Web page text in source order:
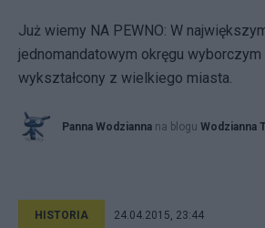
Już wiemy NA PEWNO: W
jednomandatowym okręgu wyborczym
wykształcony z wielkiego miasta.
Panna Wodzianna na blogu Wodzianna
HISTORIA 24.04.2015, 23:44